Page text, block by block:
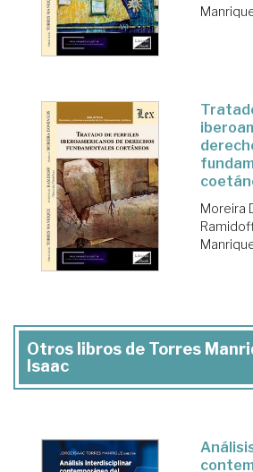
Moreira
Otros libros de Torres
Isaac